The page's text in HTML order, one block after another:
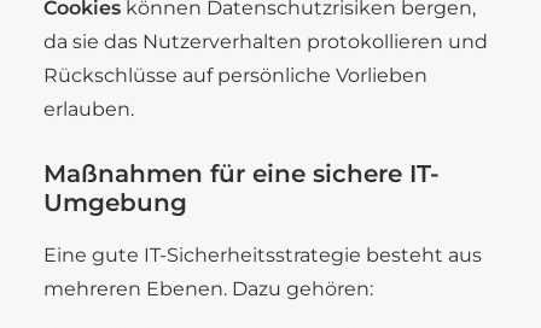
Cookies können Datenschutzrisiken bergen,
da sie das Nutzerverhalten protokollieren und
Rückschlüsse auf persönliche Vorlieben
erlauben.
Maßnahmen für eine sichere IT-
Umgebung
Eine gute IT-Sicherheitsstrategie besteht aus
mehreren Ebenen. Dazu gehören: